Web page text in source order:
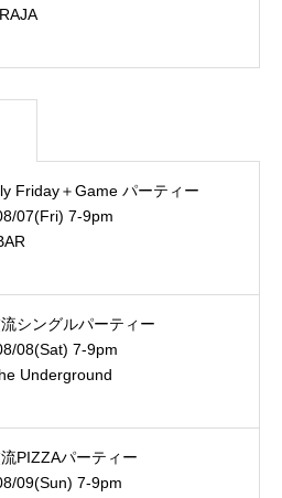
Friday＋Game パーティー
07(Fri) 7-9pm
シングルパーティー
08(Sat) 7-9pm
Underground
PIZZAパーティー
09(Sun) 7-9pm